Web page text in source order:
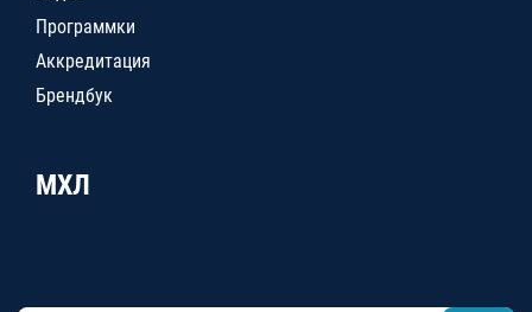
Программки
Аккредитация
Брендбук
МХЛ